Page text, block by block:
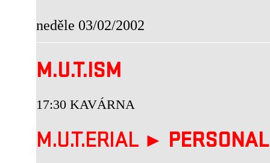
neděle 03/02/2002
M.U.T.ISM
17:30 KAVÁRNA
M.U.T.ERIAL ►